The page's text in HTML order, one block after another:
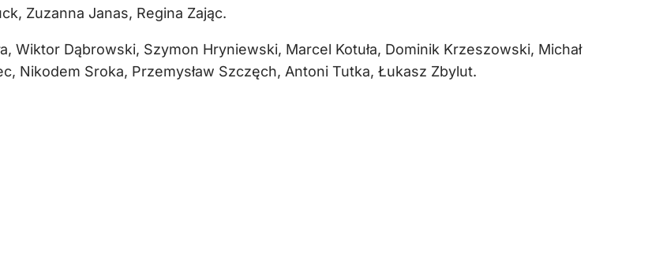
Zuzanna Janas, Regina Zając.
Wiktor Dąbrowski, Szymon Hryniewski, Marcel Kotuła, Dominik Krzeszowski, Michał
Nikodem Sroka, Przemysław Szczęch, Antoni Tutka, Łukasz Zbylut.